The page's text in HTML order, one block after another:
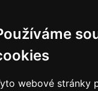
webové stránky